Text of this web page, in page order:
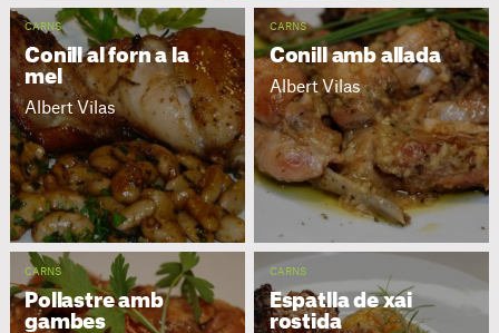
CARNS
Conill al forn a la
mel
Albert Vilas
CARNS
Conill amb allada
Albert Vilas
CARNS
Pollastre amb
gambes
CARNS
Espatlla de xai
rostida